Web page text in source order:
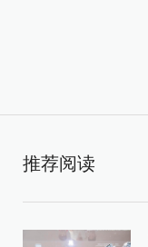
推荐阅读